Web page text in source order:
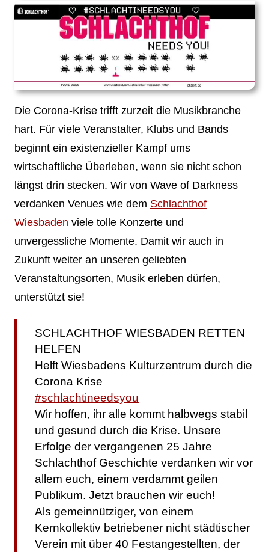
Die Corona-Krise trifft zurzeit die Musikbranche
hart. Für viele Veranstalter, Klubs und Bands
beginnt ein existenzieller Kampf ums
wirtschaftliche Überleben, wenn sie nicht schon
längst drin stecken. Wir von Wave of Darkness
verdanken Venues wie dem Schlachthof
Wiesbaden viele tolle Konzerte und
unvergessliche Momente. Damit wir auch in
Zukunft weiter an unseren geliebten
Veranstaltungsorten, Musik erleben dürfen,
unterstützt sie!
SCHLACHTHOF WIESBADEN RETTEN
HELFEN
Helft Wiesbadens Kulturzentrum durch die
Corona Krise
#schlachtineedsyou
Wir hoffen, ihr alle kommt halbwegs stabil
und gesund durch die Krise. Unsere
Erfolge der vergangenen 25 Jahre
Schlachthof Geschichte verdanken wir vor
allem euch, einem verdammt geilen
Publikum. Jetzt brauchen wir euch!
Als gemeinnütziger, von einem
Kernkollektiv betriebener nicht städtischer
Verein mit über 40 Festangestellten, der